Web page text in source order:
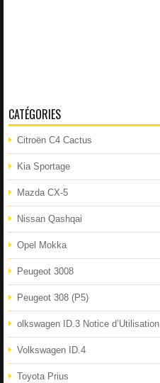
CATÉGORIES
Citroën C4 Cactus
Kia Sportage
Mazda CX-5
Nissan Qashqai
Opel Mokka
Peugeot 3008
Peugeot 308 (P5)
olkswagen ID.3 Notice d’Utilisation
Volkswagen ID.4
Toyota Prius